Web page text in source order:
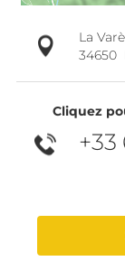
La
34650
Cliquez
+33